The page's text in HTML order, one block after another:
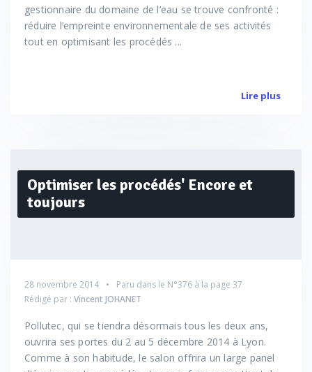
gestionnaire du domaine de l’eau se trouve confronté :
réduire l’empreinte environnementale de ses activités
tout en optimisant les procédés ...
Lire plus
Optimiser les procédés' Encore et
toujours
28 novembre 2014 Paru dans le N°376 à la page 37
Rédigé par : Vincent JOHANET
Pollutec, qui se tiendra désormais tous les deux ans,
ouvrira ses portes du 2 au 5 décembre 2014 à Lyon.
Comme à son habitude, le salon offrira un large panel